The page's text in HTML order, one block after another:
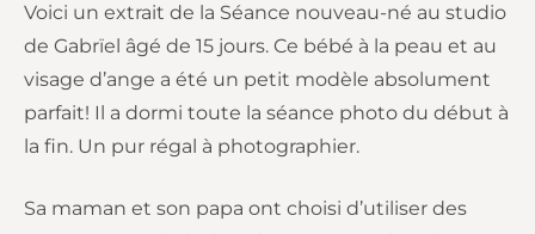
Voici un extrait de la Séance nouveau-né au studio
de Gabrïel âgé de 15 jours. Ce bébé à la peau et au
visage d’ange a été un petit modèle absolument
parfait! Il a dormi toute la séance photo du début à
la fin. Un pur régal à photographier.
Sa maman et son papa ont choisi d’utiliser des